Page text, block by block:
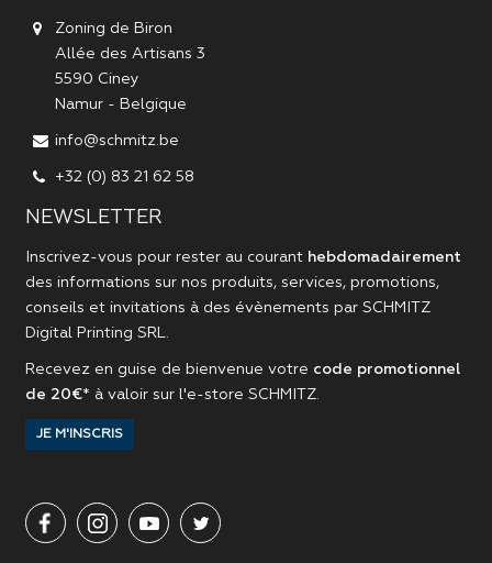
Zoning de Biron
Allée des Artisans 3
5590 Ciney
Namur - Belgique
info@schmitz.be
+32 (0) 83 21 62 58
NEWSLETTER
Inscrivez-vous pour rester au courant hebdomadairement
des informations sur nos produits, services, promotions,
conseils et invitations à des évènements par SCHMITZ
Digital Printing SRL.
Recevez en guise de bienvenue votre code promotionnel
de 20€* à valoir sur l'e-store SCHMITZ.
JE M'INSCRIS